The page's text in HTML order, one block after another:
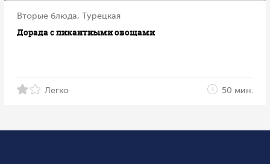
Вторые блюда, Турецкая
Дорада с пикантными овощами
Легко 50 мин.